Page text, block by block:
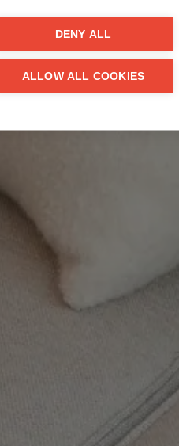
DENY ALL
ALLOW ALL COOKIES